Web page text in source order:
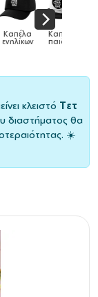
Κούπες
ειδικές
κλειστό Τετ
διαστήματος θα
☀️